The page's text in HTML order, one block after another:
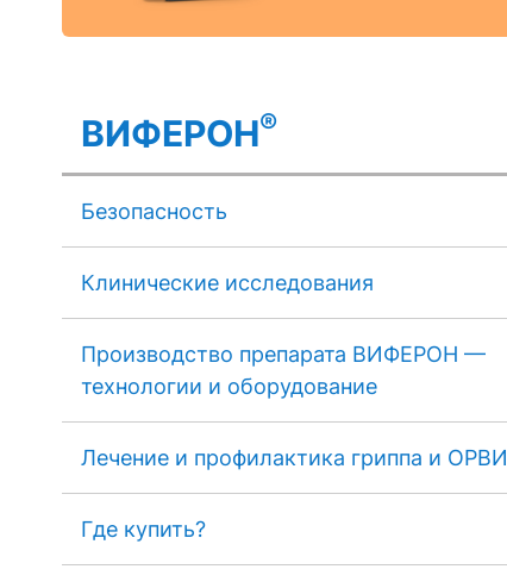
ВИФЕРОН®
Безопасность
Клинические исследования
Производство препарата ВИФЕРОН —
технологии и оборудование
Лечение и профилактика гриппа и ОРВИ
Где купить?